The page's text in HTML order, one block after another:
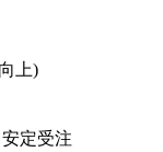
上)
定受注